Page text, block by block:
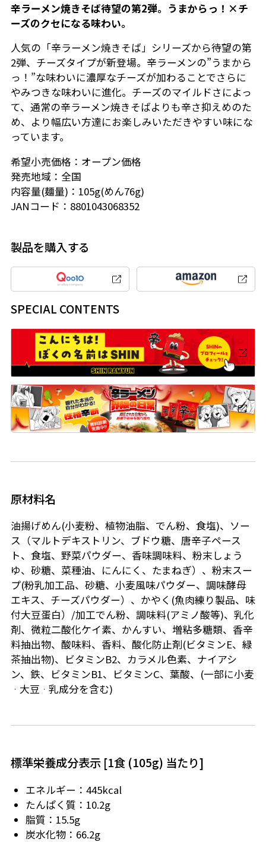
辛ラーメン焼きそば待望の第2弾。うまからっ！×チ
ーズのクセになる味わい。
人気の「辛ラーメン焼きそば」シリーズから待望の第
2弾、チーズタイプが新登場。辛ラーメンの”うまから
っ！”な味わいに濃厚なチーズが加わることでさらに
やみつきな味わいに進化。チーズのマイルドさによっ
て、通常の辛ラーメン焼きそばよりも辛さ抑えめのた
め、より幅広い方達にお楽しみいただきやすい味にな
っています。
希望小売価格：オープン価格
発売地域：全国
内容量(麺量)：105g(めん76g)
JANコード：8801043068352
製品を購入する
SPECIAL CONTENTS
原材料名
油揚げめん(小麦粉、植物油脂、でん粉、食塩)、ソー
ス（マルトデキストリン、ブドウ糖、唐辛子ペース
ト、食塩、野菜パウダー、香味調味料、粉末しょう
ゆ、砂糖、菜種油、にんにく、たまねぎ）、粉末スー
プ(粉乳加工品、砂糖、小麦風味パウダー、調味酵母
エキス、チーズパウダー）、かやく(魚肉練り製品、味
付大豆蛋白）/加工でん粉、調味料(アミノ酸等)、乳化
剤、微粒二酸化ケイ素、かんすい、増粘多糖類、香辛
料抽出物、酸味料、香料、酸化防止剤(ビタミンE、緑
茶抽出物)、ビタミンB2、カラメル色素、ナイアシ
ン、鉄、ビタミンB1、ビタミンC、葉酸、(一部に小麦
ᆞ大豆ᆞ乳成分を含む)
標準栄養成分表示 [1食 (105g) 当たり]
エネルギー：445kcal
たんぱく質：10.2g
脂質：15.5g
炭水化物：66.2g